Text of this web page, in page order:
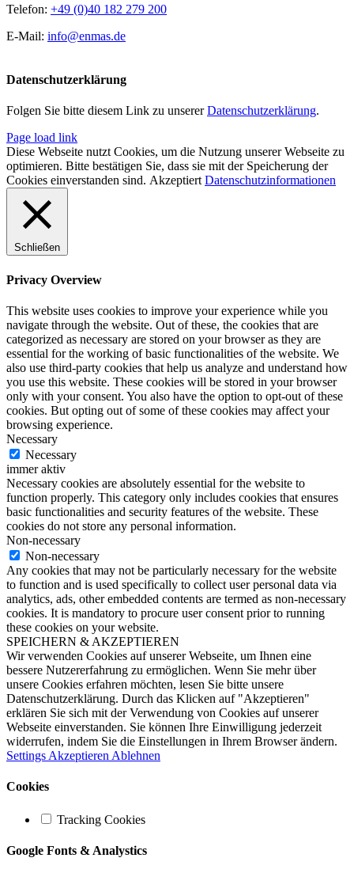
Telefon: +49 (0)40 182 279 200
E-Mail: info@enmas.de
Datenschutzerklärung
Folgen Sie bitte diesem Link zu unsererDatenschutzerklärung.
Page load link
Diese Webseite nutzt Cookies, um die Nutzung unserer Webseite zu
optimieren. Bitte bestätigen Sie, dass sie mit der Speicherung der
Cookies einverstanden sind. Akzeptiert Datenschutzinformationen
Schließen
Privacy Overview
This website uses cookies to improve your experience while you
navigate through the website. Out of these, the cookies that are
categorized as necessary are stored on your browser as they are
essential for the working of basic functionalities of the website. We
also use third-party cookies that help us analyze and understand how
you use this website. These cookies will be stored in your browser
only with your consent. You also have the option to opt-out of these
cookies. But opting out of some of these cookies may affect your
browsing experience.
Necessary
Necessary
immer aktiv
Necessary cookies are absolutely essential for the website to
function properly. This category only includes cookies that ensures
basic functionalities and security features of the website. These
cookies do not store any personal information.
Non-necessary
Non-necessary
Any cookies that may not be particularly necessary for the website
to function and is used specifically to collect user personal data via
analytics, ads, other embedded contents are termed as non-necessary
cookies. It is mandatory to procure user consent prior to running
these cookies on your website.
SPEICHERN & AKZEPTIEREN
Wir verwenden Cookies auf unserer Webseite, um Ihnen eine
bessere Nutzererfahrung zu ermöglichen. Wenn Sie mehr über
unsere Cookies erfahren möchten, lesen Sie bitte unsere
Datenschutzerklärung. Durch das Klicken auf "Akzeptieren"
erklären Sie sich mit der Verwendung von Cookies auf unserer
Webseite einverstanden. Sie können Ihre Einwilligung jederzeit
widerrufen, indem Sie die Einstellungen in Ihrem Browser ändern.
Settings Akzeptieren Ablehnen
Cookies
Tracking Cookies
Google Fonts & Analystics